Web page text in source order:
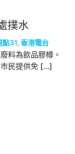
撲水
點31, 香港電台
料為飲品膠樽。
民提供免 […]